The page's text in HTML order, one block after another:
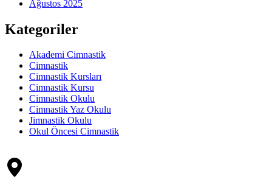
Ağustos 2025
Kategoriler
Akademi Cimnastik
Cimnastik
Cimnastik Kursları
Cimnastik Kursu
Cimnastik Okulu
Cimnastik Yaz Okulu
Jimnastik Okulu
Okul Öncesi Cimnastik